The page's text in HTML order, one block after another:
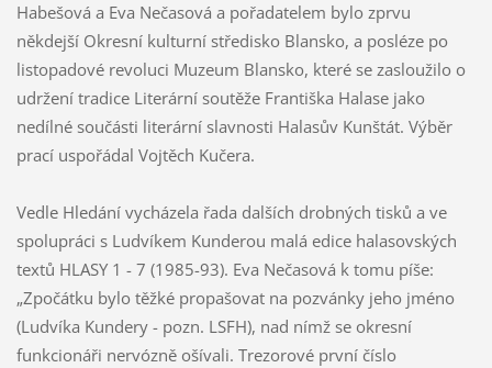
Habešová a Eva Nečasová a pořadatelem bylo zprvu
někdejší Okresní kulturní středisko Blansko, a posléze po
listopadové revoluci Muzeum Blansko, které se zasloužilo o
udržení tradice Literární soutěže Františka Halase jako
nedílné součásti literární slavnosti Halasův Kunštát. Výběr
prací uspořádal Vojtěch Kučera.
Vedle Hledání vycházela řada dalších drobných tisků a ve
spolupráci s Ludvíkem Kunderou malá edice halasovských
textů HLASY 1 - 7 (1985-93). Eva Nečasová k tomu píše:
„Zpočátku bylo těžké propašovat na pozvánky jeho jméno
(Ludvíka Kundery - pozn. LSFH), nad nímž se okresní
funkcionáři nervózně ošívali. Trezorové první číslo